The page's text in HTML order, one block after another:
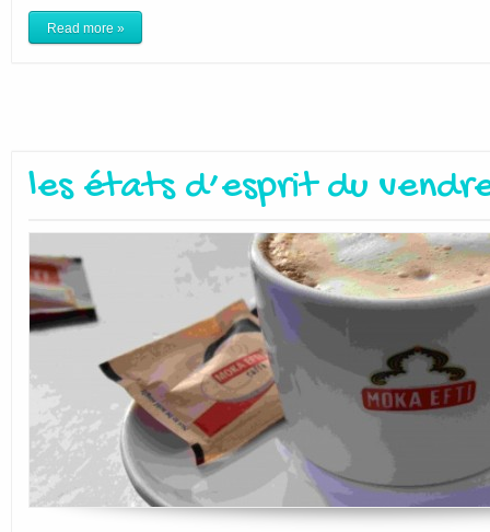
Read more »
les états d’esprit du